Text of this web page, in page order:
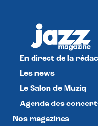
En direct de la
Les news
Le Salon de Muziq
Agenda des
Nos magazines